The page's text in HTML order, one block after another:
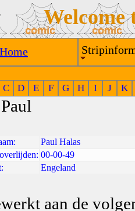
Welcome
Home
C D E F G H I J K
Paul Halas
00-00-49
Engeland
aan de